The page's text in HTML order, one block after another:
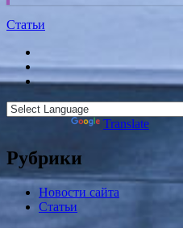
Статьи
Translate
Рубрики
Новости сайта
Статьи